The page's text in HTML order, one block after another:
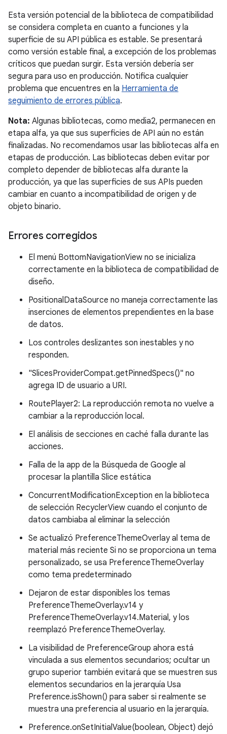
Esta versión potencial de la biblioteca de compatibilidad
se considera completa en cuanto a funciones y la
superficie de su API pública es estable. Se presentará
como versión estable final, a excepción de los problemas
críticos que puedan surgir. Esta versión debería ser
segura para uso en producción. Notifica cualquier
problema que encuentres en la Herramienta de
seguimiento de errores pública.
Nota: Algunas bibliotecas, como media2, permanecen en
etapa alfa, ya que sus superficies de API aún no están
finalizadas. No recomendamos usar las bibliotecas alfa en
etapas de producción. Las bibliotecas deben evitar por
completo depender de bibliotecas alfa durante la
producción, ya que las superficies de sus APIs pueden
cambiar en cuanto a incompatibilidad de origen y de
objeto binario.
Errores corregidos
El menú BottomNavigationView no se inicializa
correctamente en la biblioteca de compatibilidad de
diseño.
PositionalDataSource no maneja correctamente las
inserciones de elementos prependientes en la base
de datos.
Los controles deslizantes son inestables y no
responden.
"SlicesProviderCompat.getPinnedSpecs()" no
agrega ID de usuario a URI.
RoutePlayer2: La reproducción remota no vuelve a
cambiar a la reproducción local.
El análisis de secciones en caché falla durante las
acciones.
Falla de la app de la Búsqueda de Google al
procesar la plantilla Slice estática
ConcurrentModificationException en la biblioteca
de selección RecyclerView cuando el conjunto de
datos cambiaba al eliminar la selección
Se actualizó PreferenceThemeOverlay al tema de
material más reciente Si no se proporciona un tema
personalizado, se usa PreferenceThemeOverlay
como tema predeterminado
Dejaron de estar disponibles los temas
PreferenceThemeOverlay.v14 y
PreferenceThemeOverlay.v14.Material, y los
reemplazó PreferenceThemeOverlay.
La visibilidad de PreferenceGroup ahora está
vinculada a sus elementos secundarios; ocultar un
grupo superior también evitará que se muestren sus
elementos secundarios en la jerarquía Usa
Preference.isShown() para saber si realmente se
muestra una preferencia al usuario en la jerarquía.
Preference.onSetInitialValue(boolean, Object) dejó